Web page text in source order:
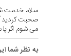
سلام خدمت
صحبت کردید
می شوم اگر
به نظر شما